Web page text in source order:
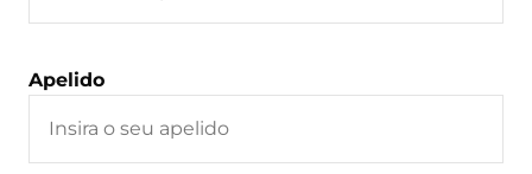
Apelido